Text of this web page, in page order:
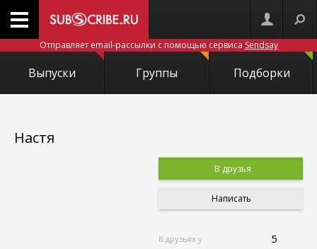
Отправляет email-рассылки с помощью сервиса Sendsay
Выпуски Группы Подборки
Настя
В друзья
Написать
В друзьях у 5